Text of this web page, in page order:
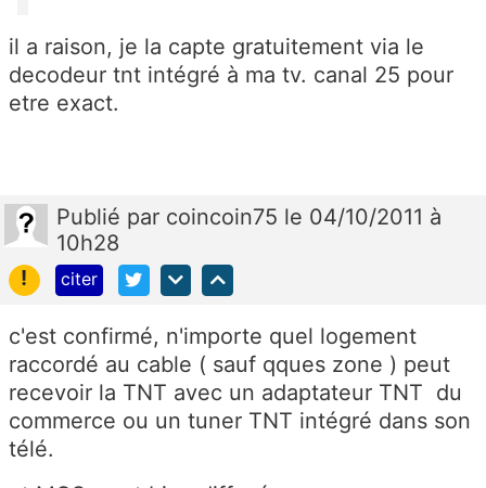
il a raison, je la capte gratuitement via le
decodeur tnt intégré à ma tv. canal 25 pour
etre exact.
Publié par coincoin75 le 04/10/2011 à
10h28
!
citer
c'est confirmé, n'importe quel logement
raccordé au cable ( sauf qques zone ) peut
recevoir la TNT avec un adaptateur TNT du
commerce ou un tuner TNT intégré dans son
télé.